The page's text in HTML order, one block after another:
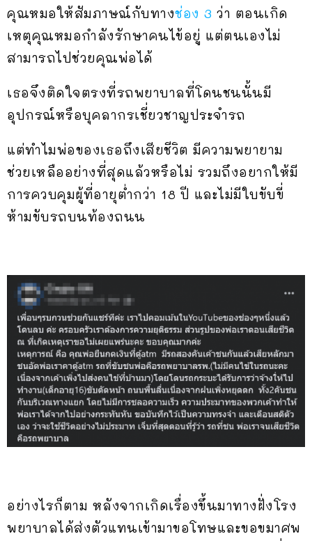
คุณหมอให้สัมภาษณ์กับทางช่อง 3 ว่า ตอนเกิด
เหตุคุณหมอกำลังรักษาคนไข้อยู่ แต่ตนเองไม่
สามารถไปช่วยคุณพ่อได้
เธอจึงติดใจตรงที่รถพยาบาลที่โดนชนนั้นมี
อุปกรณ์หรือบุคลากรเชี่ยวชาญประจำรถ
แต่ทำไมพ่อของเธอถึงเสียชีวิต มีความพยายาม
ช่วยเหลืออย่างที่สุดแล้วหรือไม่ รวมถึงอยากให้มี
การควบคุมผู้ที่อายุต่ำกว่า 18 ปี และไม่มีใบขับขี่
ห้ามขับรถบนท้องถนน
อย่างไรก็ตาม หลังจากเกิดเรื่องขึ้นมาทางฝั่งโรง
พยาบาลได้ส่งตัวแทนเข้ามาขอโทษและขอขมาศพ